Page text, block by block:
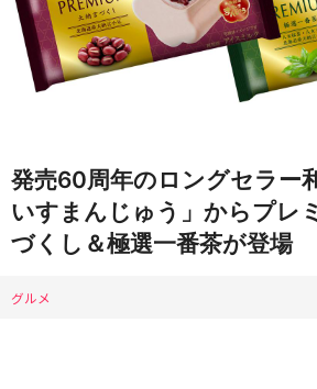
発売60周年のロングセラー
いすまんじゅう」からプレ
づくし＆極選一番茶が登場
グルメ